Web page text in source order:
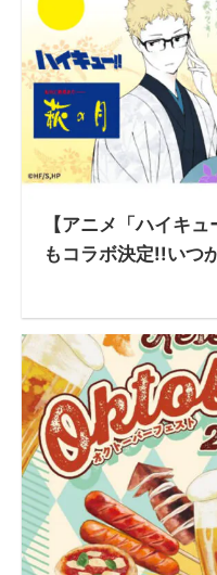
【アニメ「ハイキ
もコラボ決定!!いつ